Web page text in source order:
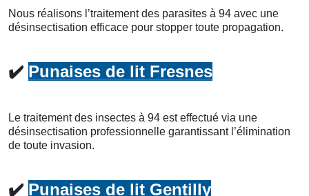
Nous réalisons l’traitement des parasites à 94 avec une
désinsectisation efficace pour stopper toute propagation.
✔️ Punaises de lit Fresnes
Le traitement des insectes à 94 est effectué via une
désinsectisation professionnelle garantissant l’élimination
de toute invasion.
✔️ Punaises de lit Gentilly